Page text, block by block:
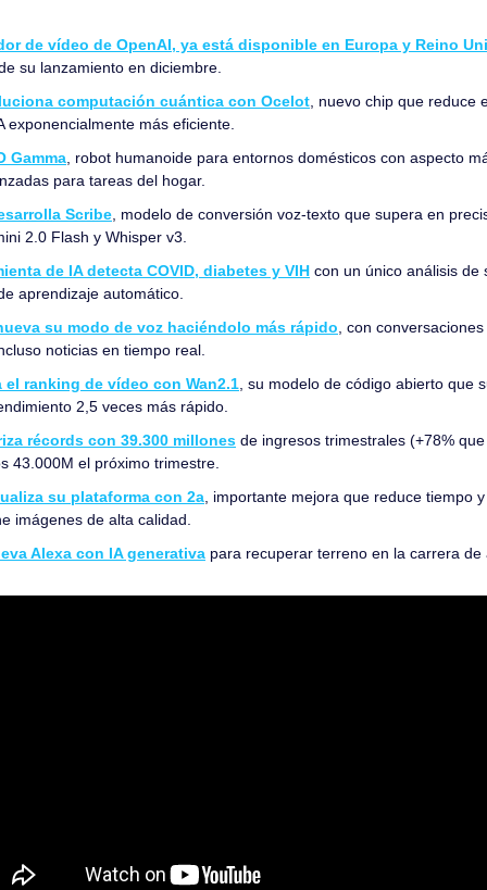
de vídeo de OpenAI, ya está disponible en Europa y Reino
su lanzamiento en diciembre.
computación cuántica con Ocelot , nuevo chip que reduce
exponencialmente más eficiente.
Gamma , robot humanoide para entornos domésticos con aspecto
para tareas del hogar.
Scribe , modelo de conversión voz-texto que supera en
2.0 Flash y Whisper v3.
de IA detecta COVID, diabetes y VIH con un único análisis de
aprendizaje automático.
su modo de voz haciéndolo más rápido , con
noticias en tiempo real.
el ranking de vídeo con Wan2.1 , su modelo de código abierto que
2,5 veces más rápido.
récords con 39.300 millones de ingresos trimestrales (+78%
43.000M el próximo trimestre.
su plataforma con 2a , importante mejora que reduce tiempo
imágenes de alta calidad.
Alexa con IA generativa para recuperar terreno en la carrera de